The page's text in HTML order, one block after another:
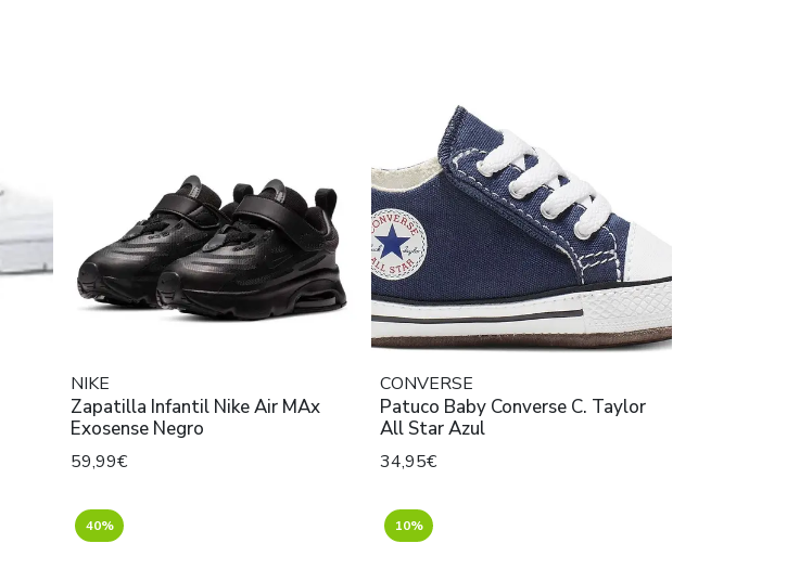
NIKE
Zapatilla Infantil Nike Air MAx
Exosense Negro
59,99€
CONVERSE
Patuco Baby Converse C. Taylor
All Star Azul
34,95€
40% 10%